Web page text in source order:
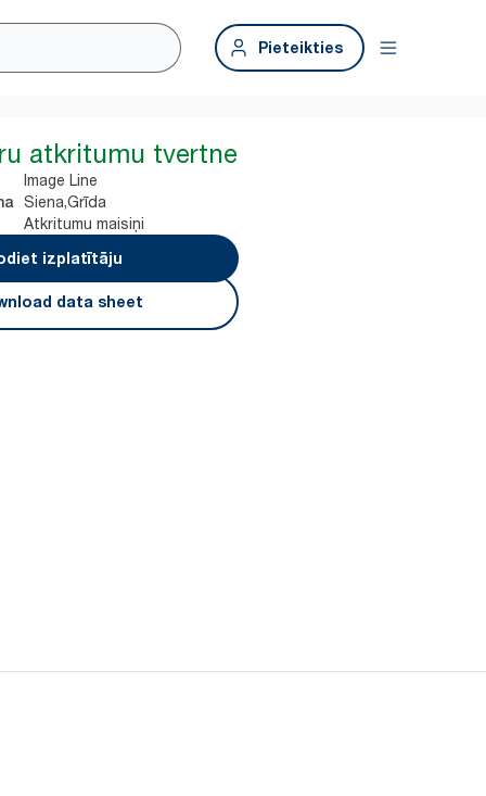
Pieteikties
atkritumu tvertne
Image Line
Siena,Grīda
Atkritumu maisiņi
izplatītāju
data sheet